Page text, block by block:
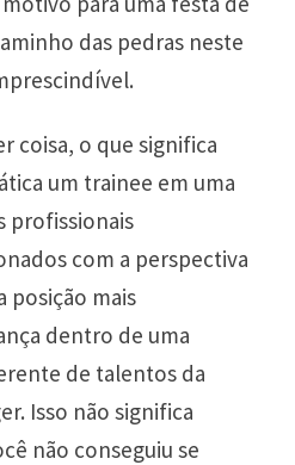
das pedras neste
coisa, o que significa
um trainee em uma
profissionais
com a perspectiva
posição mais
dentro de uma
de talentos da
Isso não significa
não conseguiu se